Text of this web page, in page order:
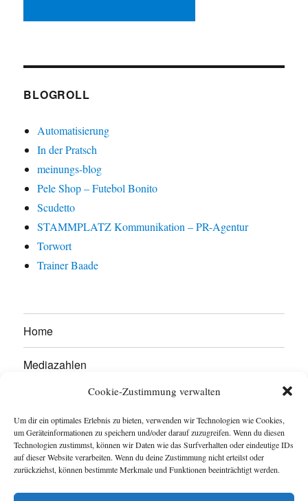
Cookie-Zustimmung verwalten
Um dir ein optimales Erlebnis zu bieten, verwenden wir Technologien wie Cookies,
um Geräteinformationen zu speichern und/oder darauf zuzugreifen. Wenn du diesen
Technologien zustimmst, können wir Daten wie das Surfverhalten oder eindeutige IDs
auf dieser Website verarbeiten. Wenn du deine Zustimmung nicht erteilst oder
zurückziehst, können bestimmte Merkmale und Funktionen beeinträchtigt werden.
BLOGROLL
Automatisierung
In der Pratsch
meinungs-blog
Pele Shop – Futebol Bonito
Scudetto
STAMMPLATZ Kommunikation – PR-Agentur
Torwort
Trainer Baade
Home
Mediazahlen
Werben Sie hier!
Kontakt
Impressum